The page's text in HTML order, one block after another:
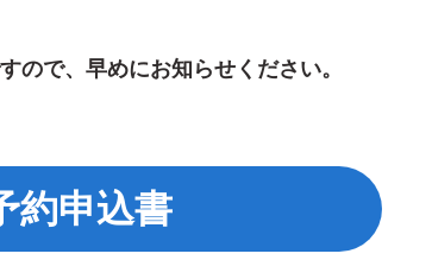
ので、早めにお知らせください。
約申込書